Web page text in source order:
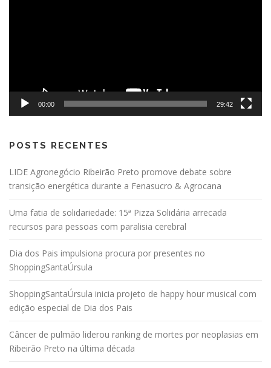
00:00 29:42
POSTS RECENTES
LIDE Agronegócio Ribeirão Preto promove debate sobre
transição energética durante a Fenasucro & Agrocana
Uma fatia de solidariedade: 15ª Pizza Solidária arrecada
recursos para pessoas com paralisia cerebral
Dia dos Pais impulsiona procura por presentes no
ShoppingSantaÚrsula
ShoppingSantaÚrsula inicia projeto de happy hour musical com
edição especial de Dia dos Pais
Câncer de pulmão liderou ranking de mortes por neoplasias em
Ribeirão Preto na última década